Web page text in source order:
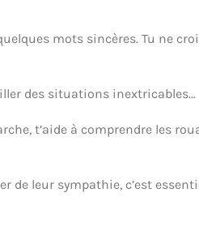
mots sincères. Tu ne
des situations inextricables…
t’aide à comprendre les
leur sympathie, c’est